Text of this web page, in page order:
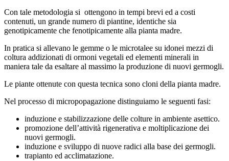
Con tale metodologia si ottengono in tempi brevi ed a costi
contenuti, un grande numero di piantine, identiche sia
genotipicamente che fenotipicamente alla pianta madre.
In pratica si allevano le gemme o le microtalee su idonei mezzi di
coltura addizionati di ormoni vegetali ed elementi minerali in
maniera tale da esaltare al massimo la produzione di nuovi germogli.
Le piante ottenute con questa tecnica sono cloni della pianta madre.
Nel processo di micropopagazione distinguiamo le seguenti fasi:
induzione e stabilizzazione delle colture in ambiente asettico.
promozione dell’attività rigenerativa e moltiplicazione dei
nuovi germogli.
induzione e sviluppo di nuove radici alla base dei germogli.
trapianto ed acclimatazione.